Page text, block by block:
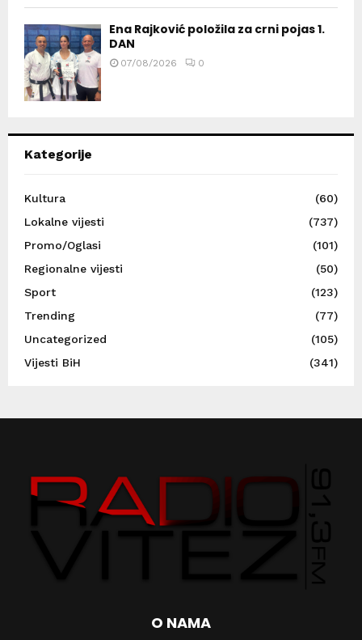
Ena Rajković položila za crni pojas 1.
DAN
07/08/2026 0
Kategorije
Kultura
(60)
Lokalne vijesti
(737)
Promo/Oglasi
(101)
Regionalne vijesti
(50)
Sport
(123)
Trending
(77)
Uncategorized
(105)
Vijesti BiH
(341)
O NAMA